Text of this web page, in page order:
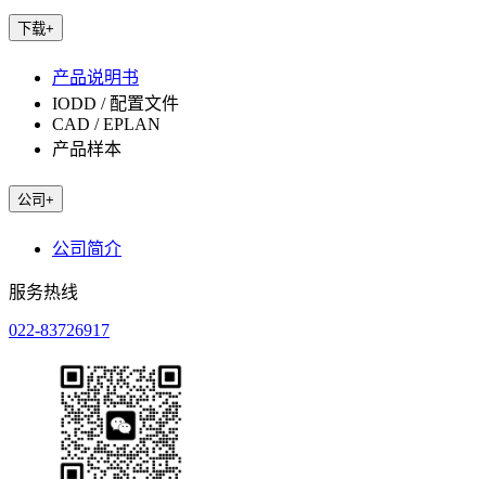
下载+
产品说明书
IODD / 配置文件
CAD / EPLAN
产品样本
公司 +
公司简介
服务热线
022-83726917